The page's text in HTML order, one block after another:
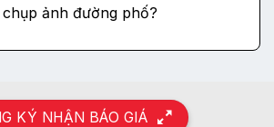
ảnh đường phố?
KÝ NHẬN BÁO GIÁ